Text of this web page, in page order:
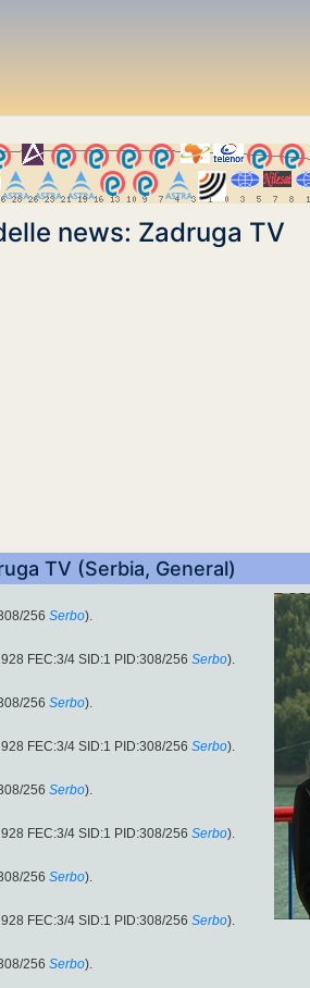
news: Zadruga TV
TV (Serbia, General)
256 Serbo).
FEC:3/4 SID:1 PID:308/256 Serbo).
256 Serbo).
FEC:3/4 SID:1 PID:308/256 Serbo).
256 Serbo).
FEC:3/4 SID:1 PID:308/256 Serbo).
256 Serbo).
FEC:3/4 SID:1 PID:308/256 Serbo).
256 Serbo).